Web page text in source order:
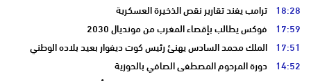
18:28 ترامب يفند تقارير نقص الذخيرة العسكرية
17:59 فوكس يطالب بإقصاء المغرب من مونديال 2030
17:51 الملك محمد السادس يهنئ رئيس كوت ديفوار بعيد بلاده الوطني
14:52 دورة المرحوم المصطفى الصافي بالحوزية